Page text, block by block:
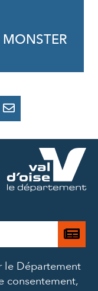
PARTAGER
MAIL
Je
à
le Département
consentement,